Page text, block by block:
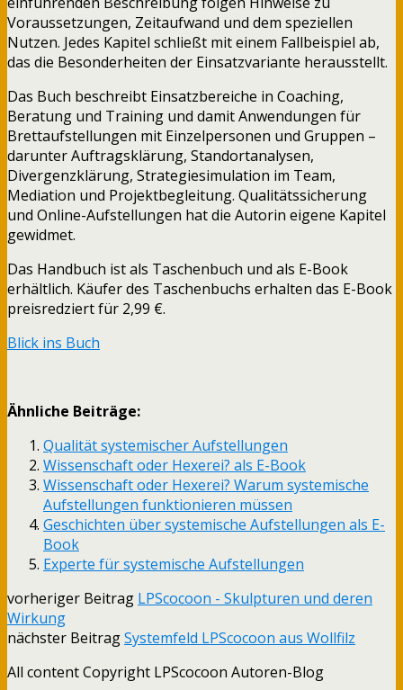
Voraussetzungen, Zeitaufwand und dem speziellen
Nutzen. Jedes Kapitel schließt mit einem Fallbeispiel ab,
das die Besonderheiten der Einsatzvariante herausstellt.
Das Buch beschreibt Einsatzbereiche in Coaching,
Beratung und Training und damit Anwendungen für
Brettaufstellungen mit Einzelpersonen und Gruppen –
darunter Auftragsklärung, Standortanalysen,
Divergenzklärung, Strategiesimulation im Team,
Mediation und Projektbegleitung. Qualitätssicherung
und Online-Aufstellungen hat die Autorin eigene Kapitel
gewidmet.
Das Handbuch ist als Taschenbuch und als E-Book
erhältlich. Käufer des Taschenbuchs erhalten das E-Book
preisredziert für 2,99 €.
Blick ins Buch
Ähnliche Beiträge:
Qualität systemischer Aufstellungen
Wissenschaft oder Hexerei? als E-Book
Wissenschaft oder Hexerei? Warum systemische
Aufstellungen funktionieren müssen
Geschichten über systemische Aufstellungen als E-
Book
Experte für systemische Aufstellungen
vorheriger Beitrag LPScocoon - Skulpturen und deren
Wirkung
nächster BeitragSystemfeld LPScocoon aus Wollfilz
All content Copyright LPScocoon Autoren-Blog